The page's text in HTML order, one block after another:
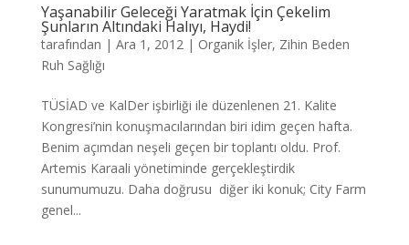
Yaşanabilir Geleceği Yaratmak İçin Çekelim
Şunların Altındaki Halıyı, Haydi!
tarafından | Ara 1, 2012| Organik İşler, Zihin Beden
Ruh Sağlığı
TÜSİAD ve KalDer işbirliği ile düzenlenen 21. Kalite
Kongresi’nin konuşmacılarından biri idim geçen hafta.
Benim açımdan neşeli geçen bir toplantı oldu. Prof.
Artemis Karaali yönetiminde gerçekleştirdik
sunumumuzu. Daha doğrusu diğer iki konuk; City Farm
genel...